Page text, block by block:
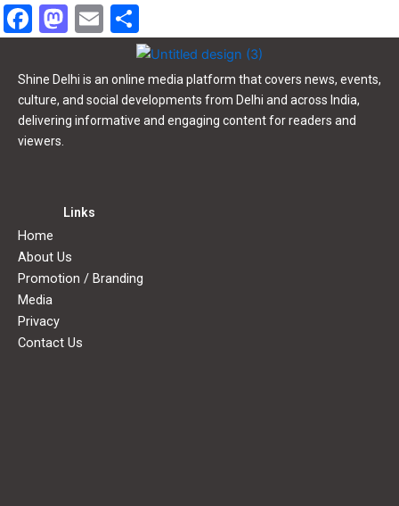
F
a
c
e
b
M
a
st
o
d
E
m
ai
l
h
ar
e
Shine Delhi is an online media platform that covers news, events,
culture, and social developments from Delhi and across India,
delivering informative and engaging content for readers and
viewers.
Links
Home
About Us
Promotion / Branding
Media
Privacy
Contact Us